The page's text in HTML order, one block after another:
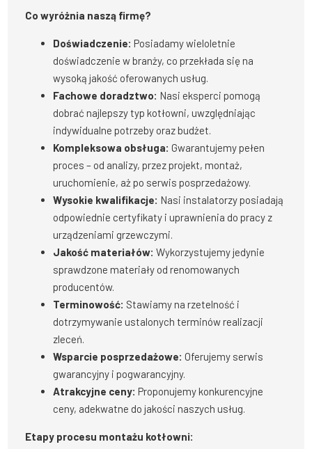
Co wyróżnia naszą firmę?
Doświadczenie: Posiadamy wieloletnie
doświadczenie w branży, co przekłada się na
wysoką jakość oferowanych usług.
Fachowe doradztwo: Nasi eksperci pomogą
dobrać najlepszy typ kotłowni, uwzględniając
indywidualne potrzeby oraz budżet.
Kompleksowa obsługa: Gwarantujemy pełen
proces – od analizy, przez projekt, montaż,
uruchomienie, aż po serwis posprzedażowy.
Wysokie kwalifikacje: Nasi instalatorzy posiadają
odpowiednie certyfikaty i uprawnienia do pracy z
urządzeniami grzewczymi.
Jakość materiałów: Wykorzystujemy jedynie
sprawdzone materiały od renomowanych
producentów.
Terminowość: Stawiamy na rzetelność i
dotrzymywanie ustalonych terminów realizacji
zleceń.
Wsparcie posprzedażowe: Oferujemy serwis
gwarancyjny i pogwarancyjny.
Atrakcyjne ceny: Proponujemy konkurencyjne
ceny, adekwatne do jakości naszych usług.
Etapy procesu montażu kotłowni: